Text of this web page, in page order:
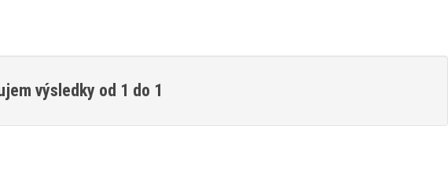
výsledky od 1 do 1